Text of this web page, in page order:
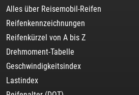
Alles über Reisemobil-Reifen
Reifenkennzeichnungen
Reifenkürzel von A bis Z
Drehmoment-Tabelle
Geschwindigkeitsindex
Lastindex